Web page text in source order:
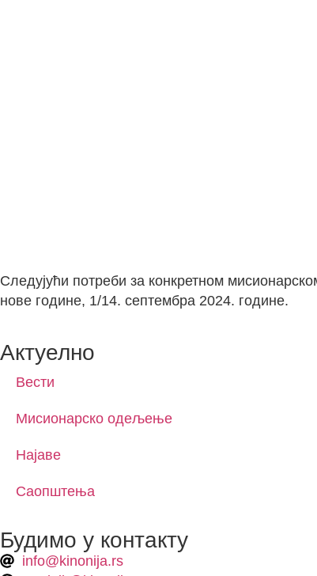
Следујући потреби за конкретном
нове године, 1/14. септембра 2024. године.
Актуелно
Вести
Мисионарско одељење
Најаве
Саопштења
Будимо у контакту
info@kinonija.rs